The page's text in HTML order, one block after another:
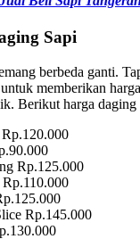
Sapi
berbeda ganti.
memberikan
Berikut harga daging
Rp.125.000
Rp.145.000